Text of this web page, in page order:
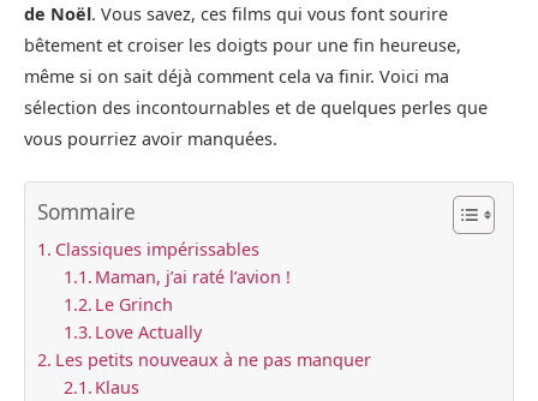
de Noël. Vous savez, ces films qui vous font sourire
bêtement et croiser les doigts pour une fin heureuse,
même si on sait déjà comment cela va finir. Voici ma
sélection des incontournables et de quelques perles que
vous pourriez avoir manquées.
Sommaire
Classiques impérissables
Maman, j’ai raté l’avion !
Le Grinch
Love Actually
Les petits nouveaux à ne pas manquer
Klaus